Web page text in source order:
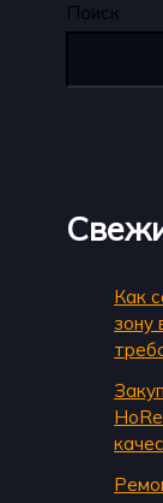
Поиск
Как
зону